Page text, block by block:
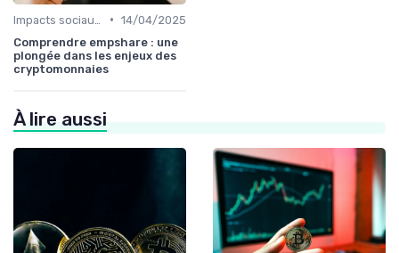
• 14/04/2025
Comprendre empshare : une
plongée dans les enjeux des
cryptomonnaies
À lire aussi